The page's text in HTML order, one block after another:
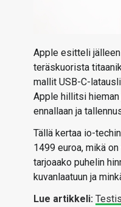
Apple esitteli
teräskuorista
mallit USB-C-
Apple hillitsi
ennallaan ja
Tällä kertaa io-
1499 euroa, mikä
tarjoaako puhelin
kuvanlaatuun ja
Lue artikkeli: